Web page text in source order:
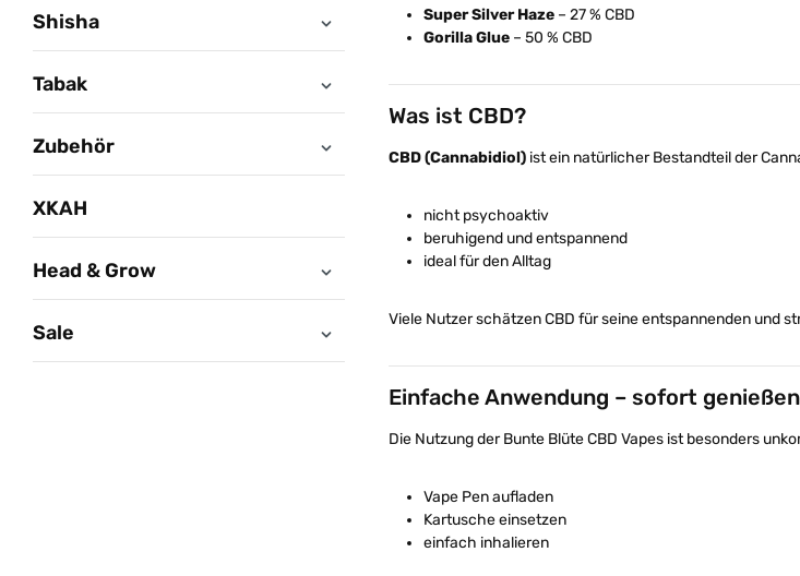
Shisha
Tabak
Zubehör
XKAH
Head & Grow
Sale
Super Silver Haze – 27 % CBD
Gorilla Glue – 50 % CBD
Was ist CBD?
CBD (Cannabidiol) ist ein natürlicher Bestandteil der
nicht psychoaktiv
beruhigend und entspannend
ideal für den Alltag
Viele Nutzer schätzen CBD für seine entspannenden und
Einfache Anwendung – sofort genießen
Die Nutzung der Bunte Blüte CBD Vapes ist besonders
Vape Pen aufladen
Kartusche einsetzen
einfach inhalieren